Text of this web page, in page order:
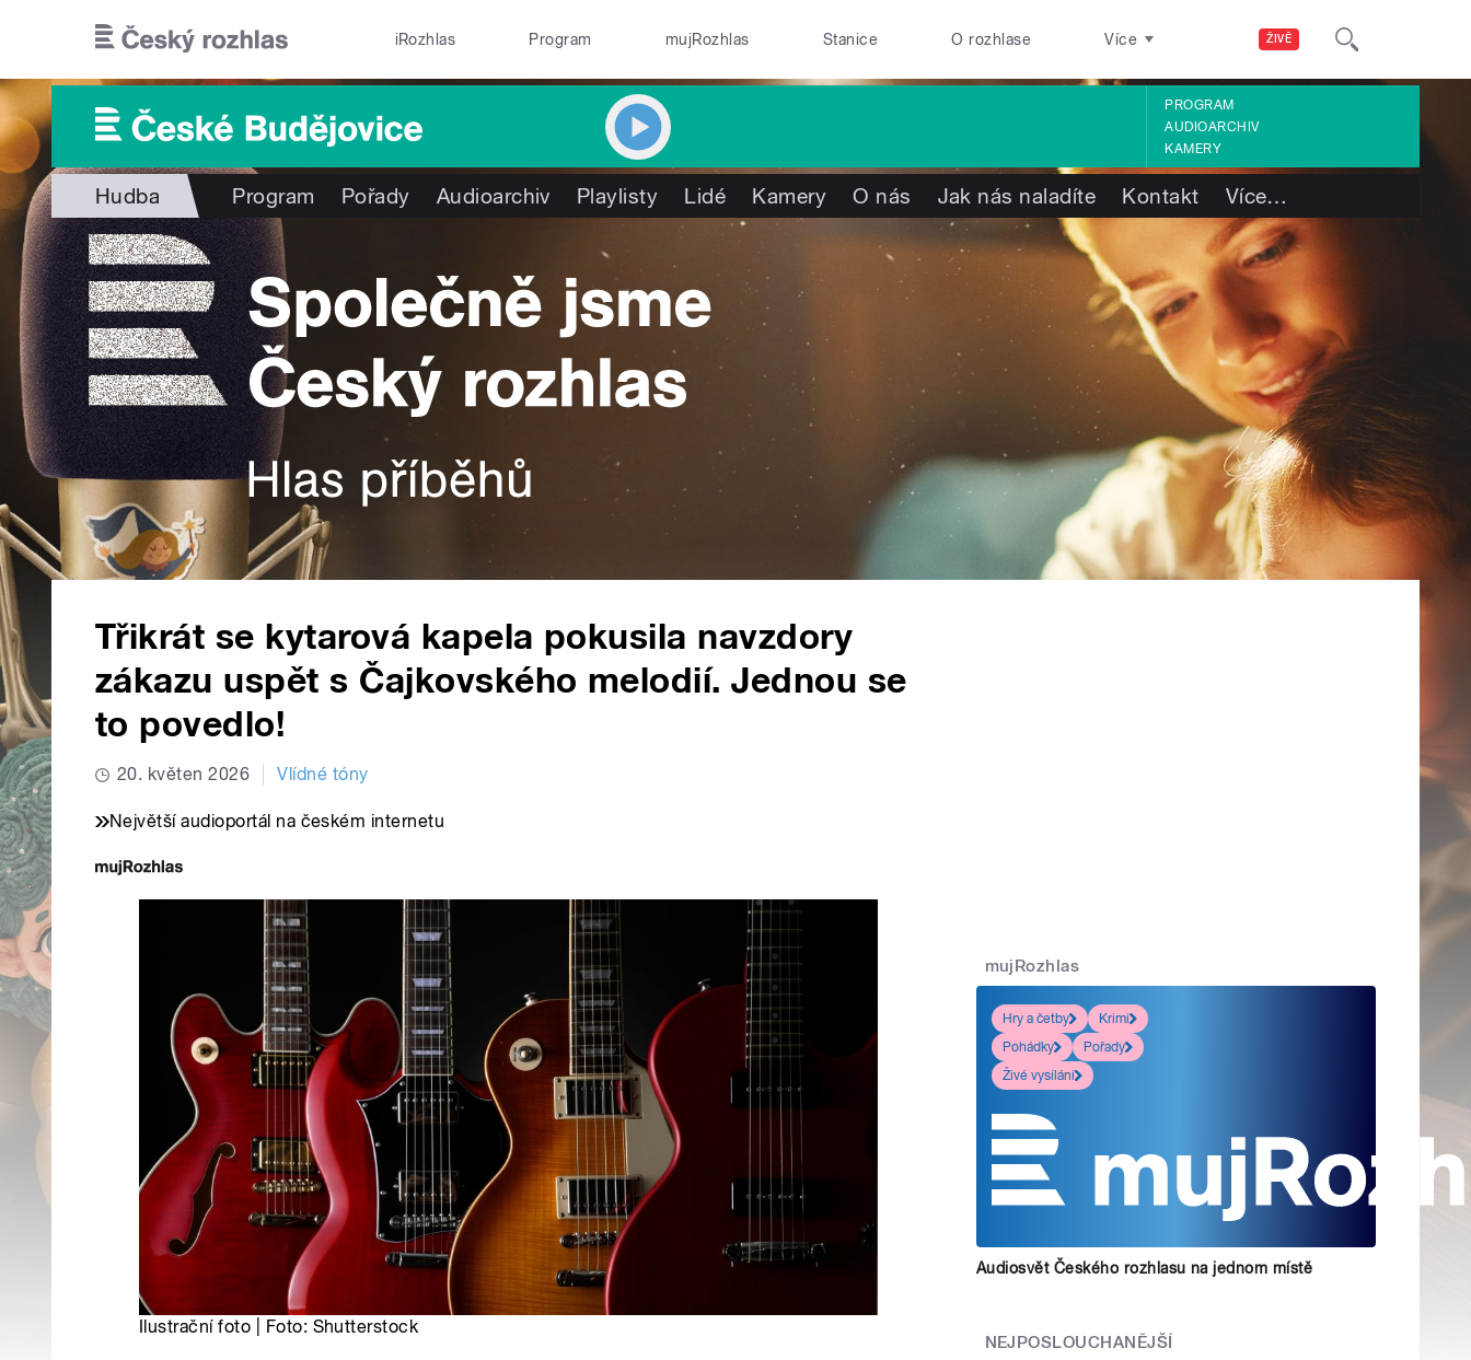
ŽIVĚ
iRozhlas Program mujRozhlas Stanice O rozhlase Více
PROGRAM
AUDIOARCHIV
KAMERY
Hudba Program Pořady Audioarchiv Playlisty Lidé Kamery O nás Jak nás naladíte Kontakt Více…
Třikrát se kytarová kapela pokusila navzdory
zákazu uspět s Čajkovského melodií. Jednou se
to povedlo!
20. květen 2026 Vlídné tóny
Největší audioportál na českém internetu
Ilustrační foto | Foto: Shutterstock
mujRozhlas
Hry a četby
Krimi
Pohádky
Pořady
Živé vysílání
Audiosvět Českého rozhlasu na jednom místě
NEJPOSLOUCHANĚJŠÍ